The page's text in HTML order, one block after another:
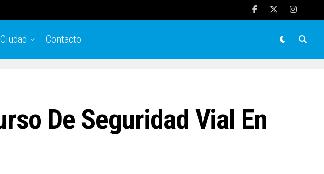
Contacto
De Seguridad Vial En